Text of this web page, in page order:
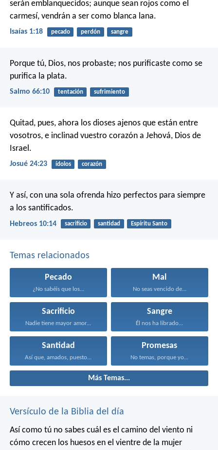
serán emblanquecidos; aunque sean rojos como el
carmesí, vendrán a ser como blanca lana.
Isaías 1:18 pecado perdón sangre
Porque tú, Dios, nos probaste; nos purificaste como se
purifica la plata.
Salmo 66:10 tentación sufrimiento
Quitad, pues, ahora los dioses ajenos que están entre
vosotros, e inclinad vuestro corazón a Jehová, Dios de
Israel.
Josué 24:23 ídolos corazón
Y así, con una sola ofrenda hizo perfectos para siempre
a los santificados.
Hebreos 10:14 sacrificio santidad Espíritu Santo
Temas relacionados
Pecado
¿No sabéis que los...
Mal
No seas vencido de...
Sacrificio
Nadie tiene mayor amor...
Sangre
Él nos ha librado...
Santidad
Así que, amados, puesto...
Promesas
No temas, porque yo...
Más Temas...
Versículo de la Biblia del día
Así como tú no sabes cuál es el camino del viento ni
cómo crecen los huesos en el vientre de la mujer